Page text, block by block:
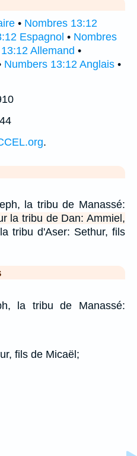
• Nombres 13:12
Espagnol • Nombres
Allemand •
Numbers 13:12 Anglais •
.
la tribu de Manassé:
la tribu de Dan: Ammiel,
tribu d'Aser: Sethur, fils
la tribu de Manassé:
fils de Micaël;